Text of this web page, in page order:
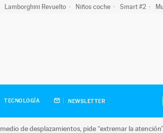
Lamborghini Revuelto Niños coche Smart #2
TECNOLOGÍA NEWSLETTER
de desplazamientos, pide “extremar la